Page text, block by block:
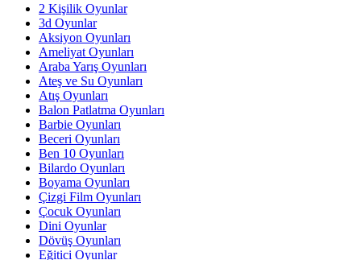
2 Kişilik Oyunlar
3d Oyunlar
Aksiyon Oyunları
Ameliyat Oyunları
Araba Yarış Oyunları
Ateş ve Su Oyunları
Atış Oyunları
Balon Patlatma Oyunları
Barbie Oyunları
Beceri Oyunları
Ben 10 Oyunları
Bilardo Oyunları
Boyama Oyunları
Çizgi Film Oyunları
Çocuk Oyunları
Dini Oyunlar
Dövüş Oyunları
Eğitici Oyunlar